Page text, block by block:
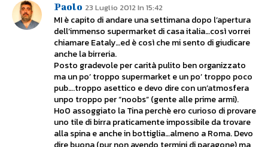
Paolo 23 Luglio 2012 In 15:42
MI è capito di andare una settimana dopo l’apertura
dell’immenso supermarket di casa italia…così vorrei
chiamare Eataly…ed è così che mi sento di giudicare
anche la birreria.
Posto gradevole per carità pulito ben organizzato
ma un po’ troppo supermarket e un po’ troppo poco
pub….troppo asettico e devo dire con un’atmosfera
unpo troppo per “noobs” (gente alle prime armi).
Ho0 assoggiato la Tina perchè ero curioso di provare
uno tile di birra praticamente impossibile da trovare
alla spina e anche in bottiglia…almeno a Roma. Devo